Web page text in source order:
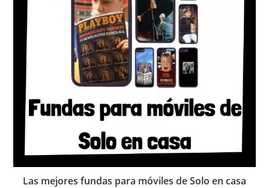
Las mejores fundas para móviles de Solo en casa